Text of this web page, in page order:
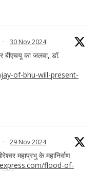
· 30 Nov 2024
बीएचयू का जलवा, डॉ.
of-bhu-will-present-
· 29 Nov 2024
महाप्रभु के महानिर्वाण
flood-of-